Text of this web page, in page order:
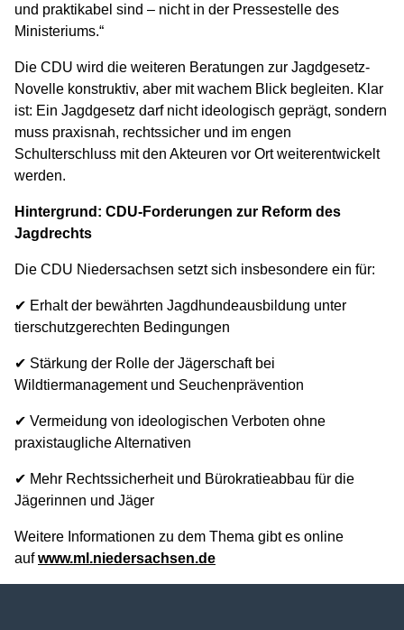
und praktikabel sind – nicht in der Pressestelle des
Ministeriums.“
Die CDU wird die weiteren Beratungen zur Jagdgesetz-
Novelle konstruktiv, aber mit wachem Blick begleiten. Klar
ist: Ein Jagdgesetz darf nicht ideologisch geprägt, sondern
muss praxisnah, rechtssicher und im engen
Schulterschluss mit den Akteuren vor Ort weiterentwickelt
werden.
Hintergrund: CDU-Forderungen zur Reform des
Jagdrechts
Die CDU Niedersachsen setzt sich insbesondere ein für:
✔ Erhalt der bewährten Jagdhundeausbildung unter
tierschutzgerechten Bedingungen
✔ Stärkung der Rolle der Jägerschaft bei
Wildtiermanagement und Seuchenprävention
✔ Vermeidung von ideologischen Verboten ohne
praxistaugliche Alternativen
✔ Mehr Rechtssicherheit und Bürokratieabbau für die
Jägerinnen und Jäger
Weitere Informationen zu dem Thema gibt es online
aufwww.ml.niedersachsen.de